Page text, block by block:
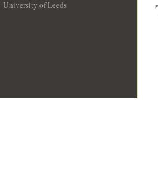
University of Leeds